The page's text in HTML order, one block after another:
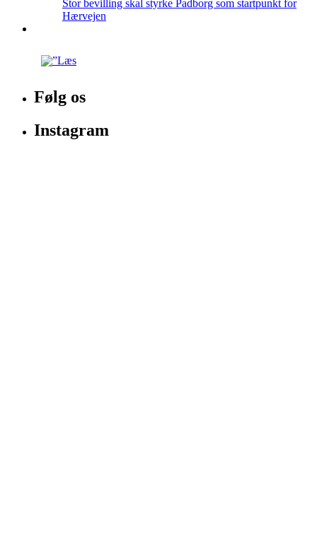
Stor bevilling skal styrke Padborg som startpunkt for
Hærvejen
Følg os
Instagram